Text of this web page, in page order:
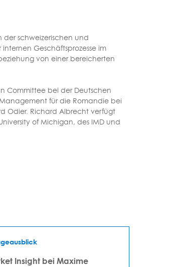
der schweizerischen und
Geschäftsprozesse im
von einer bereicherten
Committee bei der Deutschen
für die Romandie bei
Odier. Richard Albrecht verfügt
of Michigan, des IMD und
Insight bei Maxime